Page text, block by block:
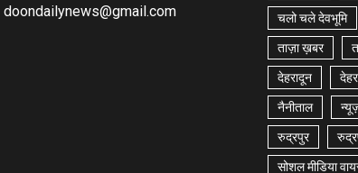
doondailynews@gmail.com
चलो चले देवभूमि
ताज़ा ख़बर
देहरादून
नैनीताल
रुद्रपुर
सोशल मीडिया